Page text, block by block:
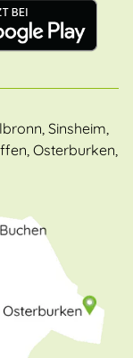
Sinsheim,
Osterburken,